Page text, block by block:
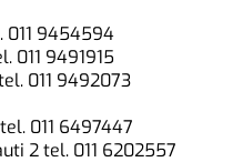
011 9454594
011 9491915
011 9492073
011 6497447
2 tel. 011 6202557